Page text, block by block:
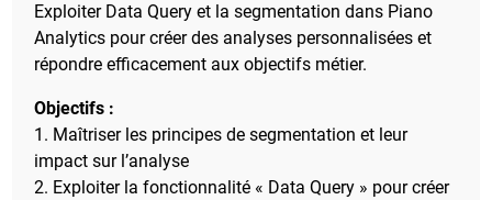
Exploiter Data Query et la segmentation dans Piano
Analytics pour créer des analyses personnalisées et
répondre efficacement aux objectifs métier.
Objectifs :
1. Maîtriser les principes de segmentation et leur
impact sur l’analyse
2. Exploiter la fonctionnalité « Data Query » pour créer